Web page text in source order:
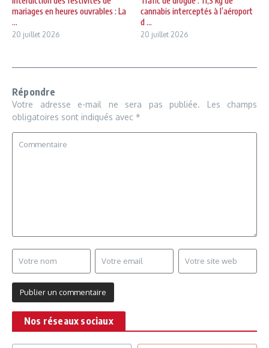
mariages en heures ouvrables : La
...
20 juillet 2026
cannabis interceptés à l’aéroport
d ...
20 juillet 2026
Répondre
Votre adresse e-mail ne sera pas publiée.
Les champs
obligatoires sont indiqués avec *
Nos réseaux sociaux